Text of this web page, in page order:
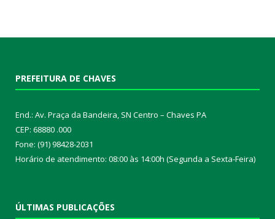
PREFEITURA DE CHAVES
End.: Av. Praça da Bandeira, SN Centro – Chaves PA
CEP: 68880 .000
Fone: (91) 98428-2031
Horário de atendimento: 08:00 às 14:00h (Segunda a Sexta-Feira)
ÚLTIMAS PUBLICAÇÕES